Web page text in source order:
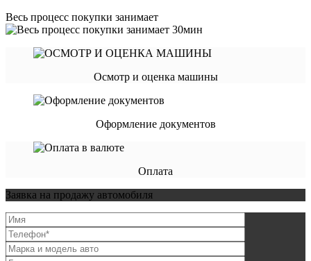
Весь процесс покупки занимает
Осмотр и оценка машины
Оформление документов
Оплата
Заявка на продажу автомобиля